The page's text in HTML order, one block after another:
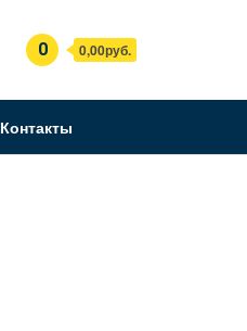
0 0,00руб.
Контакты